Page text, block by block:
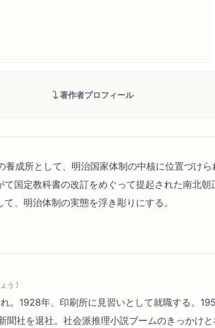
著作者プロフィール
養成所として、明治国家体制の中核に位置づ
国定教科書の改訂をめぐって提起された南北
、明治体制の実態を浮き彫りにする。
う ）
1928年、印刷所に見習いとして就職する。
社を退社。社会派推理小説ブームのきっかけと